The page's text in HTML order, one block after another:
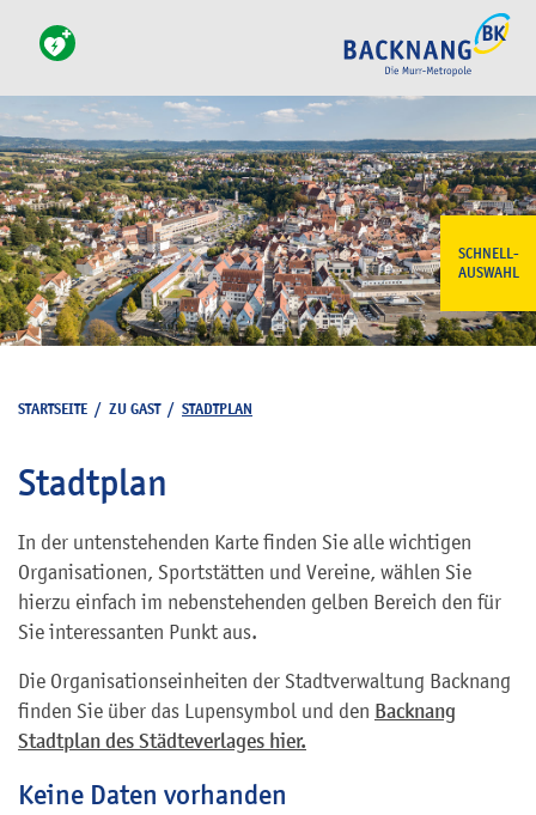
SCHNELL-
AUSWAHL
STARTSEITE / ZU GAST/ STADTPLAN
Stadtplan
In der untenstehenden Karte finden Sie alle wichtigen
Organisationen, Sportstätten und Vereine, wählen Sie
hierzu einfach im nebenstehenden gelben Bereich den für
Sie interessanten Punkt aus.
Die Organisationseinheiten der Stadtverwaltung Backnang
finden Sie über das Lupensymbol und den Backnang
Stadtplan des Städteverlages hier.
Keine Daten vorhanden